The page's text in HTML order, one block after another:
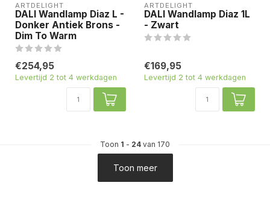
ARTDELIGHT
DALI Wandlamp Diaz L -
Donker Antiek Brons -
Dim To Warm
€254,95
Levertijd 2 tot 4 werkdagen
ARTDELIGHT
DALI Wandlamp Diaz 1L
- Zwart
€169,95
Levertijd 2 tot 4 werkdagen
Toon 1 - 24 van 170
Toon meer